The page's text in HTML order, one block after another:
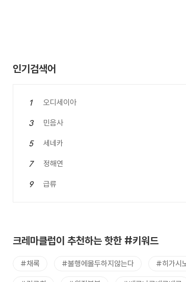
인기검색어
1 오디세이아
3 민음사
5 세네카
7 정해연
9 급류
크레마클럽이 추천하는 핫한 #키워드
#채록 #불행에몰두하지않는다 #히가시